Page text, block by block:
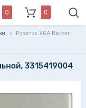
0 0
>
Розетка VGA Berker
3315419004